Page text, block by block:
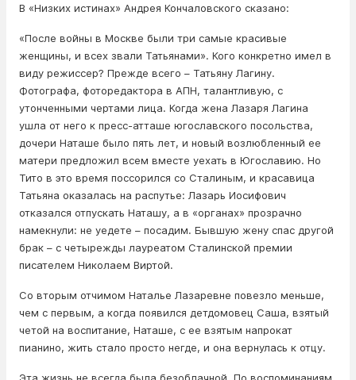
В «Низких истинах» Андрея Кончаловского сказано:
«После войны в Москве были три самые красивые
женщины, и всех звали Татьянами». Кого конкретно имел в
виду режиссер? Прежде всего – Татьяну Лагину.
Фотографа, фоторедактора в АПН, талантливую, с
утонченными чертами лица. Когда жена Лазаря Лагина
ушла от него к пресс-атташе югославского посольства,
дочери Наташе было пять лет, и новый возлюбленный ее
матери предложил всем вместе уехать в Югославию. Но
Тито в это время поссорился со Сталиным, и красавица
Татьяна оказалась на распутье: Лазарь Иосифович
отказался отпускать Наташу, а в «органах» прозрачно
намекнули: не уедете – посадим. Бывшую жену спас другой
брак – с четырежды лауреатом Сталинской премии
писателем Николаем Виртой.
Со вторым отчимом Наталье Лазаревне повезло меньше,
чем с первым, а когда появился детдомовец Саша, взятый
четой на воспитание, Наташе, с ее взятым напрокат
пианино, жить стало просто негде, и она вернулась к отцу.
Эта жизнь не всегда была безоблачной. По воспоминаниям